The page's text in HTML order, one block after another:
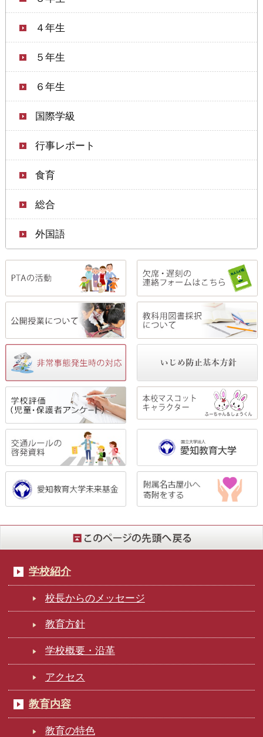
４年生
５年生
６年生
国際学級
行事レポート
食育
総合
外国語
学校紹介
校長からのメッセージ
教育方針
学校概要・沿革
アクセス
教育内容
教育の特色